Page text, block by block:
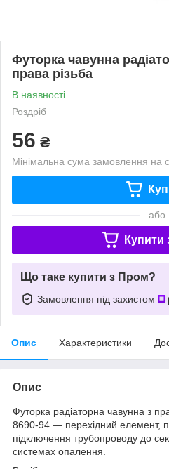
Футорка чавунна
права різьба
В наявності
Роздріб
56 ₴
Мінімальна сума замовлення на
або
Купити
Що таке купити з Пром?
Замовлення під захистом
Опис Характеристики
Опис
Футорка радіаторна чавунна з
8690-94 — перехідний елемент,
підключення трубопроводу до
системах опалення.